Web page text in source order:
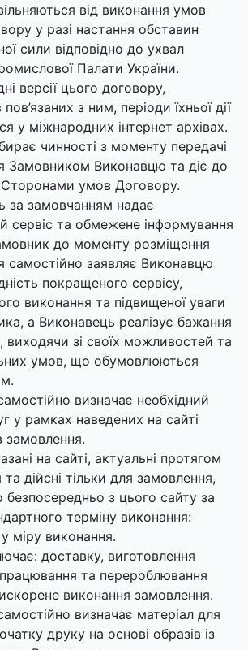
від виконання умов
у разі настання обставин
сили відповідно до ухвал
Палати України.
версії цього договору,
з ним, періоди їхньої дії
у міжнародних інтернет архівах.
чинності з моменту передачі
Замовником Виконавцю та діє до
умов Договору.
за замовчанням надає
сервіс та обмежене інформування
до моменту розміщення
самостійно заявляє Виконавцю
покращеного сервісу,
виконання та підвищеної уваги
а Виконавець реалізує бажання
виходячи зі своїх можливостей та
умов, що обумовлюються
визначає необхідний
у рамках наведених на сайті
замовлення.
на сайті, актуальні протягом
дійсні тільки для замовлення,
безпосередньо з цього сайту за
терміну виконання:
у міру виконання.
доставку, виготовлення
та перероблювання
виконання замовлення.
визначає матеріал для
друку на основі образів із